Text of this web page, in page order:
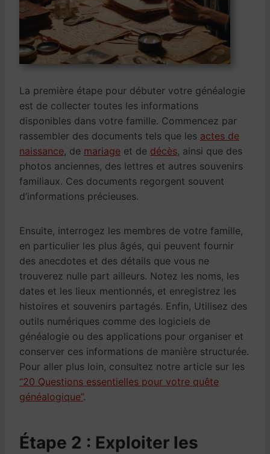
La première étape pour débuter votre généalogie
est de collecter toutes les informations
disponibles dans votre famille. Commencez par
rassembler des documents tels que les actes de
naissance, de mariage et de décès, ainsi que des
photos anciennes, des lettres et autres souvenirs
familiaux. Ces documents regorgent souvent
d’informations précieuses.
Ensuite, interrogez les membres de votre famille,
en particulier les plus âgés, qui peuvent fournir
des anecdotes et des détails que vous ne
trouverez nulle part ailleurs. Notez les noms, les
dates et les lieux mentionnés, et enregistrez les
histoires et souvenirs partagés. Enfin, Utilisez des
outils numériques comme des logiciels de
généalogie ou des applications pour organiser et
conserver ces informations de manière structurée.
Pour aller plus loin, consultez notre article sur les
“20 Questions essentielles pour votre quête
généalogique”.
Étape 2 : Exploiter les